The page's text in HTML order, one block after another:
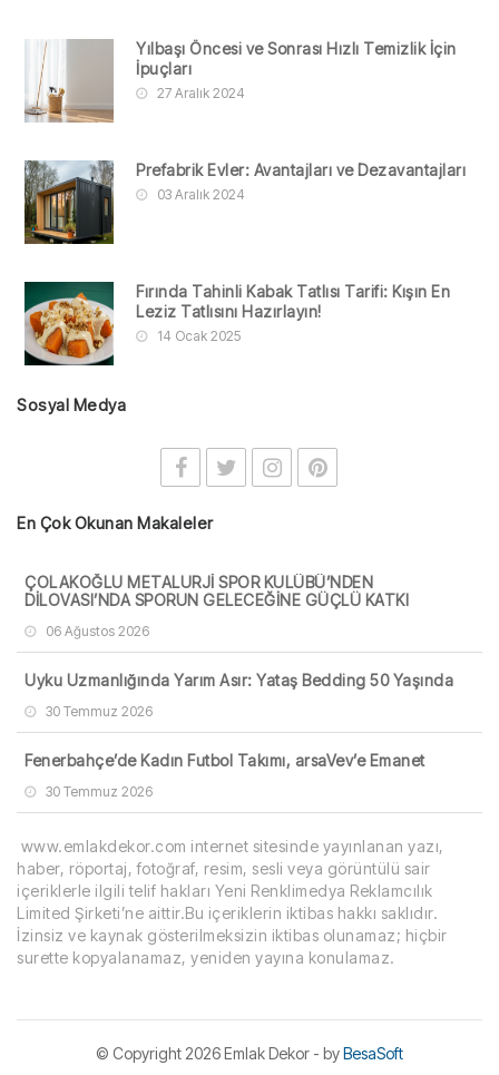
Yılbaşı Öncesi ve Sonrası Hızlı Temizlik İçin
İpuçları
27 Aralık 2024
Prefabrik Evler: Avantajları ve Dezavantajları
03 Aralık 2024
Fırında Tahinli Kabak Tatlısı Tarifi: Kışın En
Leziz Tatlısını Hazırlayın!
14 Ocak 2025
Sosyal Medya
En Çok Okunan Makaleler
ÇOLAKOĞLU METALURJİ SPOR KULÜBÜ’NDEN
DİLOVASI’NDA SPORUN GELECEĞİNE GÜÇLÜ KATKI
06 Ağustos 2026
Uyku Uzmanlığında Yarım Asır: Yataş Bedding 50 Yaşında
30 Temmuz 2026
Fenerbahçe’de Kadın Futbol Takımı, arsaVev’e Emanet
30 Temmuz 2026
www.emlakdekor.com internet sitesinde yayınlanan yazı,
haber, röportaj, fotoğraf, resim, sesli veya görüntülü sair
içeriklerle ilgili telif hakları Yeni Renklimedya Reklamcılık
Limited Şirketi’ne aittir.Bu içeriklerin iktibas hakkı saklıdır.
İzinsiz ve kaynak gösterilmeksizin iktibas olunamaz; hiçbir
surette kopyalanamaz, yeniden yayına konulamaz.
© Copyright 2026 Emlak Dekor - byBesaSoft